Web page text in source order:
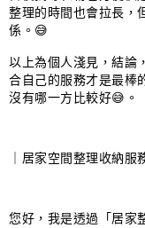
整理的時間也會拉長，
係。😅
以上為個人淺見，結論
合自己的服務才是最棒
沒有哪一方比較好😅。
｜居家空間整理收納服
您好，我是透過「居家